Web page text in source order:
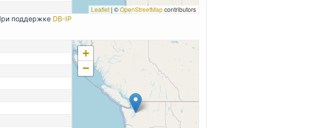
поддержке DB-IP
Leaflet | ©OpenStreetMapcontributors
+
−